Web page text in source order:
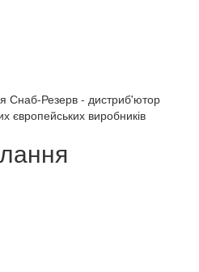
Снаб-Резерв - дистриб'ютор
європейських виробників